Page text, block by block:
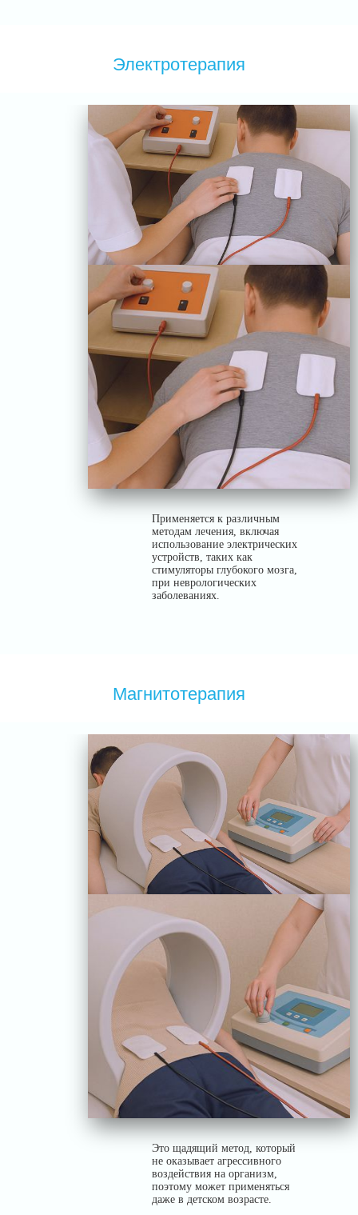
Электротерапия
Применяется к различным
методам лечения, включая
использование электрических
устройств, таких как
стимуляторы глубокого мозга,
при неврологических
заболеваниях.
Магнитотерапия
Это щадящий метод, который
не оказывает агрессивного
воздействия на организм,
поэтому может применяться
даже в детском возрасте.